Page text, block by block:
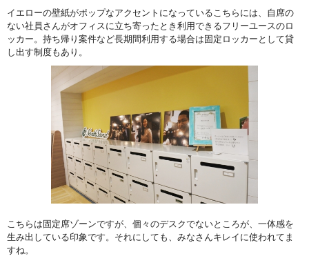
イエローの壁紙がポップなアクセントになっているこちらには、自席の
ない社員さんがオフィスに立ち寄ったとき利用できるフリーユースのロ
ッカー。持ち帰り案件など長期間利用する場合は固定ロッカーとして貸
し出す制度もあり。
こちらは固定席ゾーンですが、個々のデスクでないところが、一体感を
生み出している印象です。それにしても、みなさんキレイに使われてま
すね。